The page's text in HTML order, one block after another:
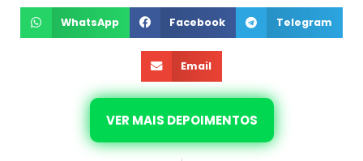
WhatsApp Facebook Telegram
Email
VER MAIS DEPOIMENTOS